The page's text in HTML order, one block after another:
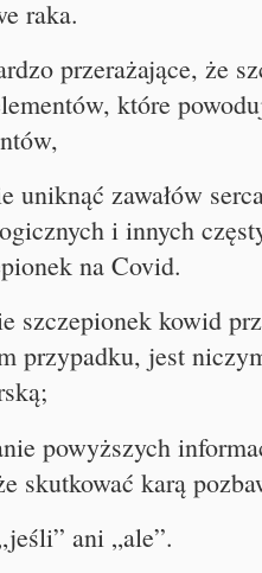
raka.
przerażające, że
które
uniknąć zawałów
i innych
na Covid.
szczepionek kowid
przypadku, jest
powyższych
skutkować karą
ani „ale”.